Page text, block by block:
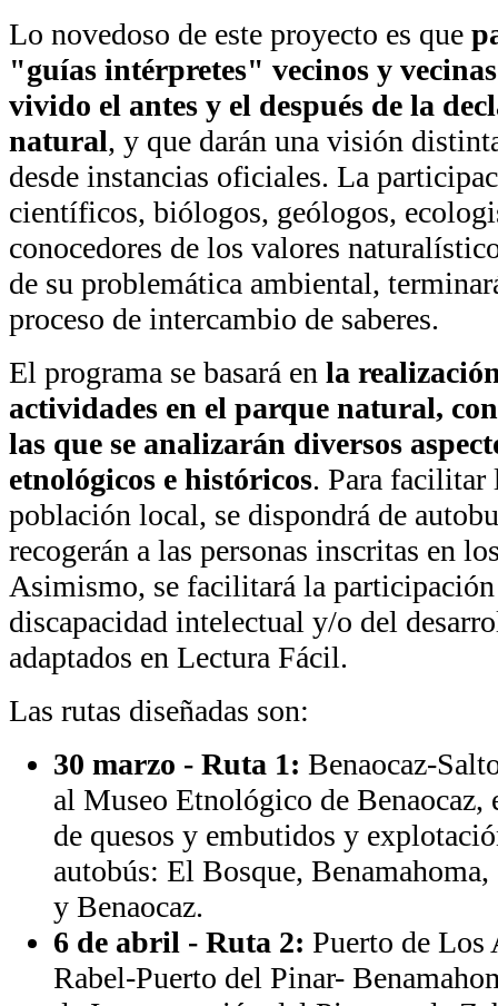
Lo novedoso de este proyecto es que
"guías intérpretes" vecinos y
vivido el antes y el después de la
natural, y que darán una visión
desde instancias oficiales. La
científicos, biólogos, geólogos,
conocedores de los valores
de su problemática ambiental,
proceso de intercambio de saberes.
El programa se basará en la
actividades en el parque natural,
las que se analizarán diversos
etnológicos e históricos. Para facilitar
población local, se dispondrá de
recogerán a las personas inscritas en
Asimismo, se facilitará la participación
discapacidad intelectual y/o del
adaptados en Lectura Fácil.
Las rutas diseñadas son:
30 marzo - Ruta 1: Benaocaz-
al Museo Etnológico de Benaocaz,
de quesos y embutidos y
autobús: El Bosque,
y Benaocaz.
6 de abril - Ruta 2: Puerto de Los
Rabel-Puerto del Pinar-